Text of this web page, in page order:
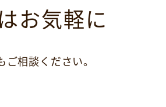
お気軽に
ご相談ください。